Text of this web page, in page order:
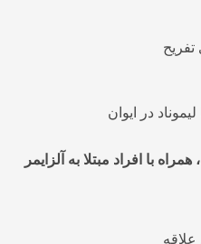
در ایوان
همراه با افراد مبتلا به آلزایمر